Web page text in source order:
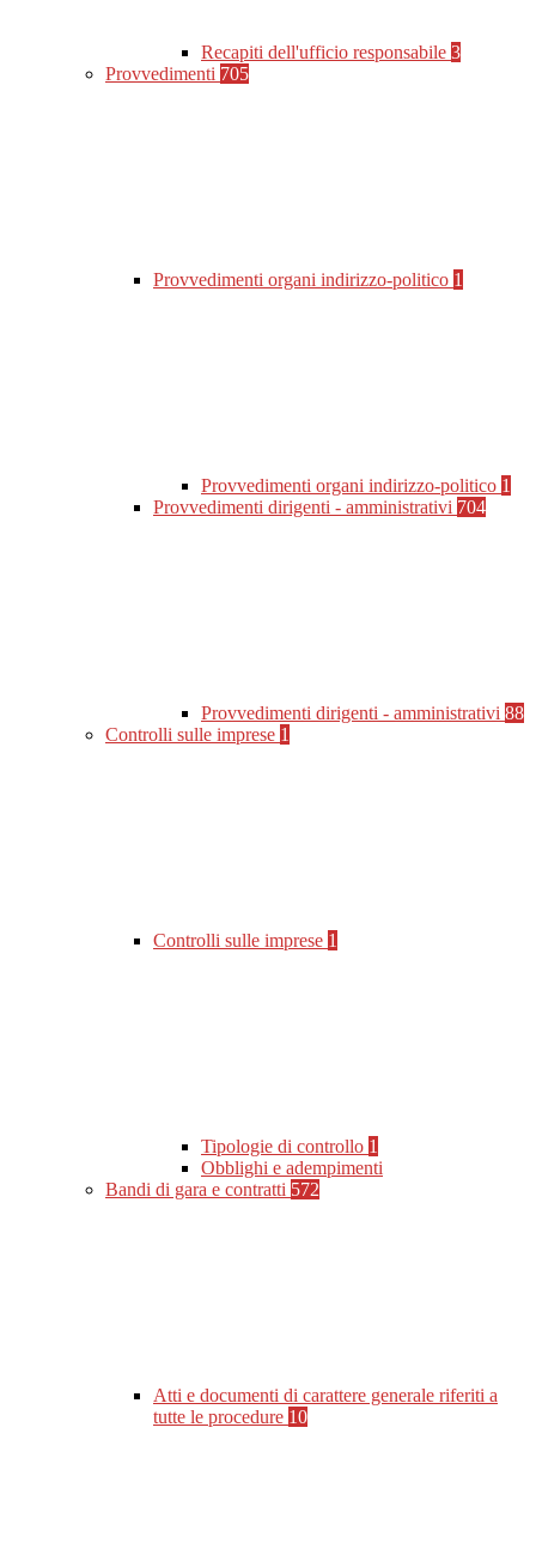
Recapiti dell'ufficio responsabile 3
Provvedimenti 705
Provvedimenti organi indirizzo-politico 1
Provvedimenti organi indirizzo-politico 1
Provvedimenti dirigenti - amministrativi 704
Provvedimenti dirigenti - amministrativi 88
Controlli sulle imprese 1
Controlli sulle imprese 1
Tipologie di controllo 1
Obblighi e adempimenti
Bandi di gara e contratti 572
Atti e documenti di carattere generale riferiti a
tutte le procedure 10